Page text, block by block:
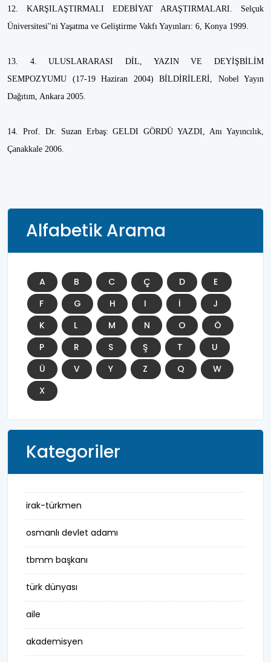
12. KARŞILAŞTIRMALI EDEBİYAT ARAŞTIRMALARI. Selçuk
Üniversitesi''ni Yaşatma ve Geliştirme Vakfı Yayınları: 6, Konya 1999.
13. 4. ULUSLARARASI DİL, YAZIN VE DEYİŞBİLİM
SEMPOZYUMU (17-19 Haziran 2004) BİLDİRİLERİ, Nobel Yayın
Dağıtım, Ankara 2005.
14. Prof. Dr. Suzan Erbaş: GELDI GÖRDÜ YAZDI, Anı Yayıncılık,
Çanakkale 2006.
Alfabetik Arama
A B C Ç D
E
F
G H I İ
J
K
L M N O
Ö
P
R S Ş T
U
Ü
V Y Z Q
W
X
Kategoriler
irak-türkmen
osmanlı devlet adamı
tbmm başkanı
türk dünyası
aile
akademisyen